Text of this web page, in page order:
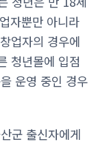
자뿐만 아니라
업자의 경우에
청년몰에 입점
운영 중인 경우
군 출신자에게